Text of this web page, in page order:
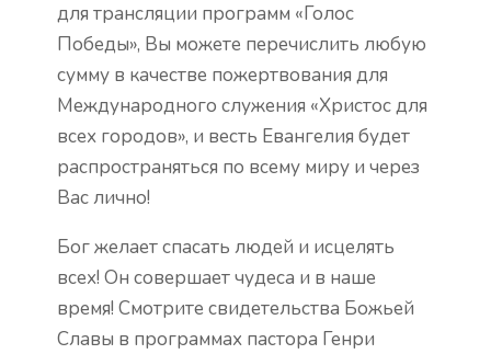
для трансляции программ «Голос
Победы», Вы можете перечислить любую
сумму в качестве пожертвования для
Международного служения «Христос для
всех городов», и весть Евангелия будет
распространяться по всему миру и через
Вас лично!
Бог желает спасать людей и исцелять
всех! Он совершает чудеса и в наше
время! Смотрите свидетельства Божьей
Славы в программах пастора Генри